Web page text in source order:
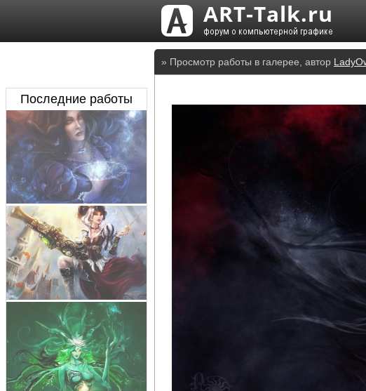
» Просмотр работы в галерее, автор
Последние работы